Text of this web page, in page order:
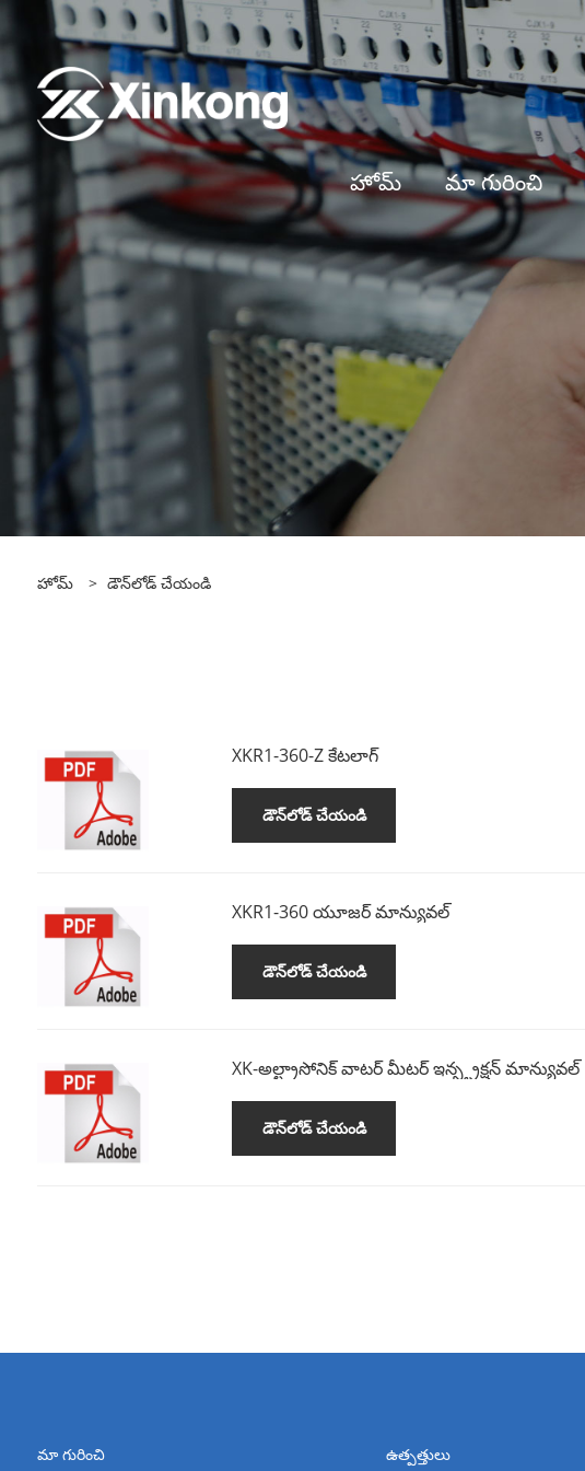
హోమ్ మా గురించి
హోమ్ > డౌన్‌లోడ్ చేయండి
XKR1-360-Z కేటలాగ్
డౌన్‌లోడ్ చేయండి
XKR1-360 యూజర్ మాన్యువల్
డౌన్‌లోడ్ చేయండి
XK-అల్ట్రాసోనిక్ వాటర్ మీటర్ ఇన్స్ట్రక్షన్ మాన్యువల్
డౌన్‌లోడ్ చేయండి
మా గురించి ఉత్పత్తులు